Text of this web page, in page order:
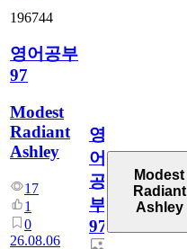
196744
영어공부
97
Modest
Radiant
Ashley
17
1
0
26.08.06
영
어
공
부
97
Modest
Radiant
Ashley